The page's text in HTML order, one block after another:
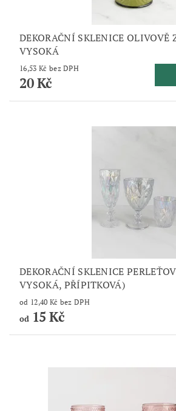
DEKORAČNÍ SKLENICE OLIVOVĚ
VYSOKÁ
16,53 Kč bez DPH
20 Kč
DEKORAČNÍ SKLENICE
VYSOKÁ, PŘÍPITKOVÁ)
od 12,40 Kč bez DPH
od15 Kč